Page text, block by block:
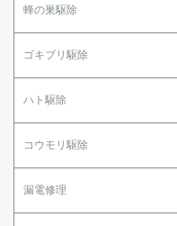
蜂の巣駆除
ゴキブリ駆除
ハト駆除
コウモリ駆除
漏電修理